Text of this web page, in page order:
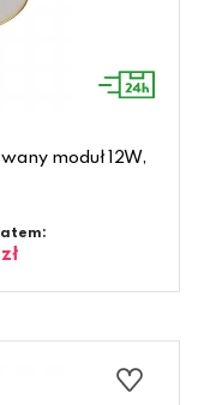
moduł 12W,